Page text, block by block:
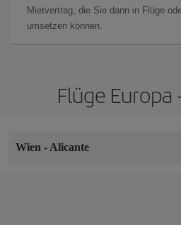
Mietvertrag, die Sie dann in Flüge
umsetzen können.
Flüge Europa
Wien - Alicante